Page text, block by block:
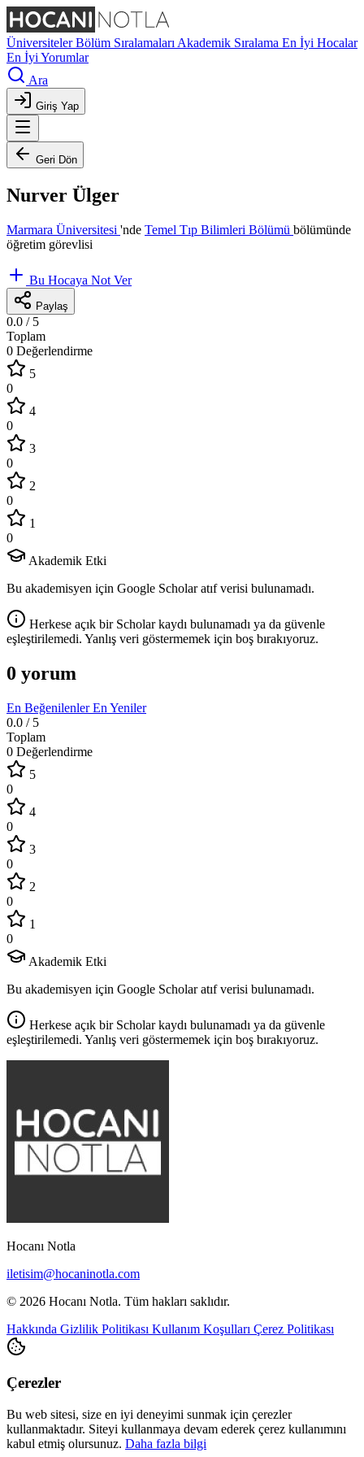
ÜniversitelerBölüm Sıralamaları Akademik Sıralama En İyi Hocalar
En İyi Yorumlar
Ara
Giriş Yap
Geri Dön
Nurver Ülger
Marmara Üniversitesi 'nde Temel Tıp Bilimleri Bölümü bölümünde
öğretim görevlisi
Bu Hocaya Not Ver
Paylaş
0.0 / 5
Toplam
0 Değerlendirme
5
0
4
0
3
0
2
0
1
0
Akademik Etki
Bu akademisyen için Google Scholar atıf verisi bulunamadı.
Herkese açık bir Scholar kaydı bulunamadı ya da güvenle
eşleştirilemedi. Yanlış veri göstermemek için boş bırakıyoruz.
0 yorum
En BeğenilenlerEn Yeniler
0.0 / 5
Toplam
0 Değerlendirme
5
0
4
0
3
0
2
0
1
0
Akademik Etki
Bu akademisyen için Google Scholar atıf verisi bulunamadı.
Herkese açık bir Scholar kaydı bulunamadı ya da güvenle
eşleştirilemedi. Yanlış veri göstermemek için boş bırakıyoruz.
Hocanı Notla
iletisim@hocaninotla.com
© 2026 Hocanı Notla. Tüm hakları saklıdır.
Hakkında Gizlilik Politikası Kullanım Koşulları Çerez Politikası
Çerezler
Bu web sitesi, size en iyi deneyimi sunmak için çerezler
kullanmaktadır. Siteyi kullanmaya devam ederek çerez kullanımını
kabul etmiş olursunuz. Daha fazla bilgi